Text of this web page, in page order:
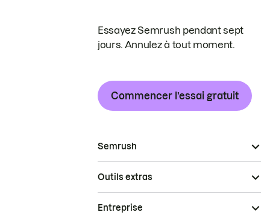
Essayez Semrush pendant sept
jours. Annulez à tout moment.
Commencer l’essai gratuit
Semrush
Outils extras
Entreprise